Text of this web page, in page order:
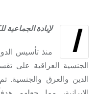
ا لإبادة الجماعية
الجنسية العراقية على
الدين والعرق والجنسية.